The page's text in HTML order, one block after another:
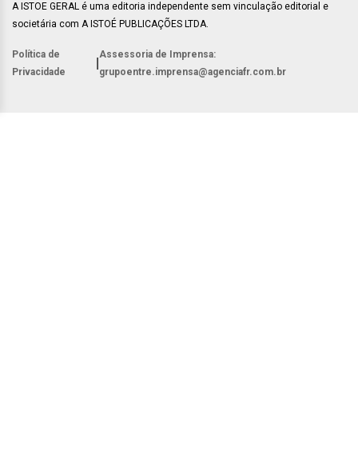
A ISTOE GERAL é uma editoria independente sem vinculação editorial e
societária com A ISTOÉ PUBLICAÇÕES LTDA.
Política de
Privacidade
Assessoria de Imprensa:
grupoentre.imprensa@agenciafr.com.br